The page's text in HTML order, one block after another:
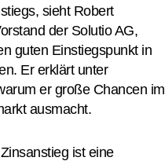
sieht Robert
der Solutio AG,
guten Einstiegspunkt in
Er erklärt unter
er große Chancen im
ausmacht.
ist eine